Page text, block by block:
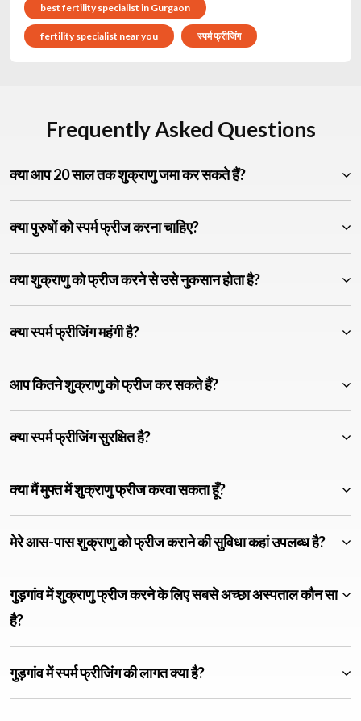
best fertility specialist in Gurgaon
fertility specialist near you स्पर्म फ्रीजिंग
Frequently Asked Questions
क्या आप 20 साल तक शुक्राणु जमा कर सकते हैं?
क्या पुरुषों को स्पर्म फ्रीज करना चाहिए?
क्या शुक्राणु को फ्रीज करने से उसे नुकसान होता है?
क्या स्पर्म फ्रीजिंग महंगी है?
आप कितने शुक्राणु को फ्रीज कर सकते हैं?
क्या स्पर्म फ्रीजिंग सुरक्षित है?
क्या मैं मुफ्त में शुक्राणु फ्रीज करवा सकता हूँ?
मेरे आस-पास शुक्राणु को फ्रीज कराने की सुविधा कहां उपलब्ध है?
गुड़गांव में शुक्राणु फ्रीज करने के लिए सबसे अच्छा अस्पताल कौन सा
है?
गुड़गांव में स्पर्म फ्रीजिंग की लागत क्या है?